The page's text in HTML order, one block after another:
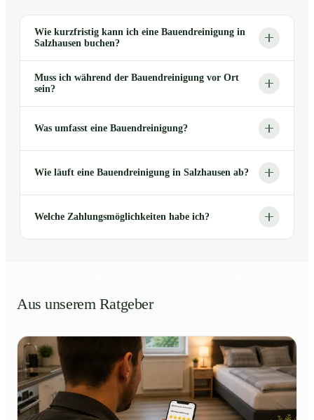
Wie kurzfristig kann ich eine Bauendreinigung in
Salzhausen buchen?
Muss ich während der Bauendreinigung vor Ort
sein?
Was umfasst eine Bauendreinigung?
Wie läuft eine Bauendreinigung in Salzhausen ab?
Welche Zahlungsmöglichkeiten habe ich?
Aus unserem Ratgeber